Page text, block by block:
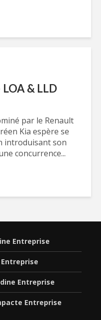
& LLD
par le Renault
Kia espère se
introduisant son
concurrence...
Entreprise
Entreprise
Entreprise